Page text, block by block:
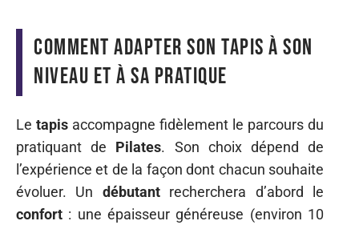
Comment adapter son tapis à son
niveau et à sa pratique
Le tapis accompagne fidèlement le parcours du
pratiquant de Pilates. Son choix dépend de
l’expérience et de la façon dont chacun souhaite
évoluer. Un débutantrecherchera d’abord le
confort : une épaisseur généreuse (environ 10